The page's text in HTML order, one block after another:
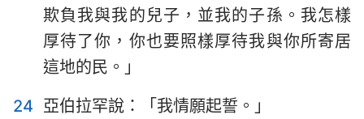
欺負我與我的兒子，並我的子孫。我怎樣
厚待了你，你也要照樣厚待我與你所寄居
這地的民。」
24 亞伯拉罕說：「我情願起誓。」